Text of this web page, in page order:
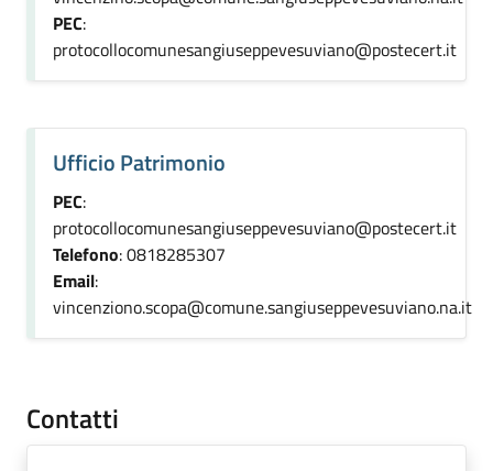
PEC:
protocollocomunesangiuseppevesuviano@postecert.it
Ufficio Patrimonio
PEC:
protocollocomunesangiuseppevesuviano@postecert.it
Telefono: 0818285307
Email:
vincenziono.scopa@comune.sangiuseppevesuviano.na.it
Contatti